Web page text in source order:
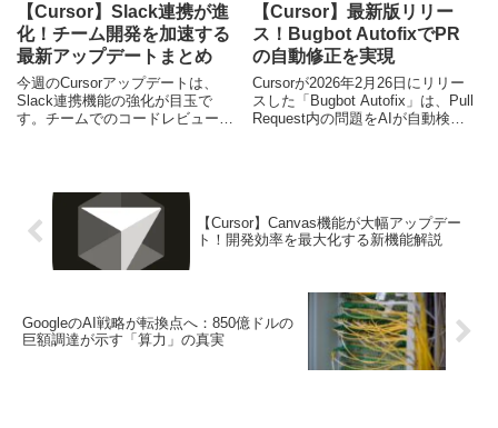
【Cursor】Slack連携が進
化！チーム開発を加速する
最新アップデートまとめ
今週のCursorアップデートは、
Slack連携機能の強化が目玉で
す。チームでのコードレビューや
【Cursor】最新版リリー
ス！Bugbot AutofixでPR
の自動修正を実現
Cursorが2026年2月26日にリリー
スした「Bugbot Autofix」は、Pull
Request内の問題をAIが自動検出
かりやすく解説...
【Cursor】Canvas機能が大幅アップデー
ト！開発効率を最大化する新機能解説
GoogleのAI戦略が転換点へ：850億ドルの
巨額調達が示す「算力」の真実